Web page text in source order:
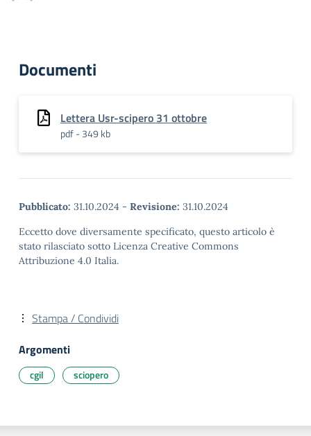
Documenti
Lettera Usr-scipero 31 ottobre
pdf - 349 kb
Pubblicato: 31.10.2024 - Revisione: 31.10.2024
Eccetto dove diversamente specificato, questo articolo è
stato rilasciato sotto Licenza Creative Commons
Attribuzione 4.0 Italia.
Stampa / Condividi
Argomenti
cgil sciopero